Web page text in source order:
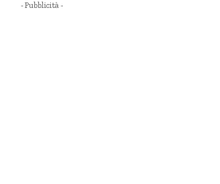
- Pubblicità -